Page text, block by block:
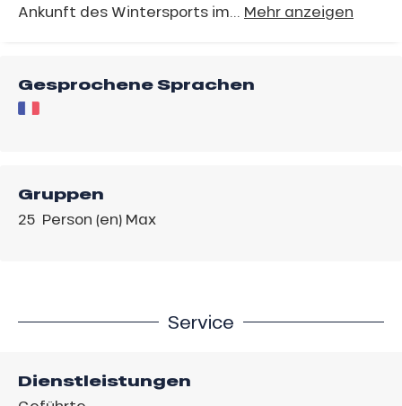
Ankunft des Wintersports im... Mehr anzeigen
Gesprochene Sprachen
Gruppen
25 Person (en) Max
Service
Dienstleistungen